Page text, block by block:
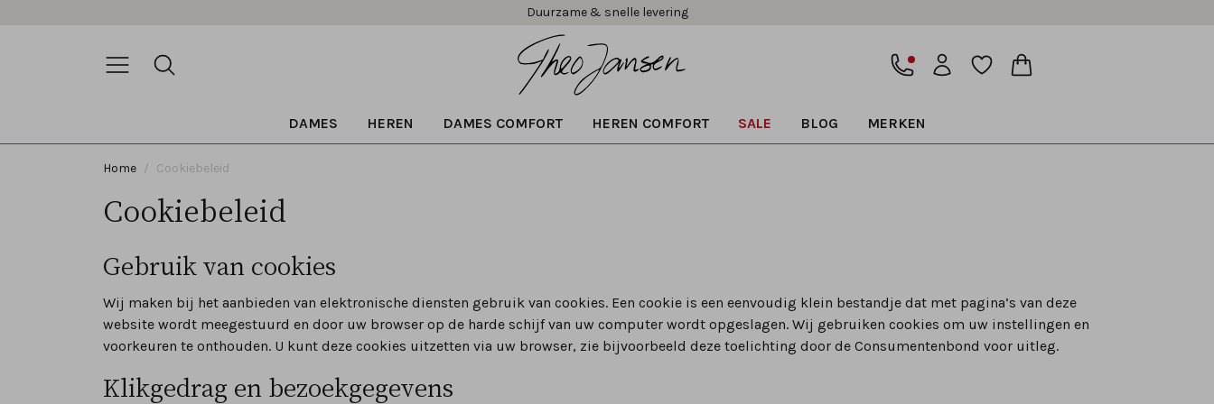
Duurzame & snelle levering
DAMES HEREN DAMES COMFORT HEREN COMFORT SALE BLOG MERKEN
Home Cookiebeleid
Cookiebeleid
Gebruik van cookies
Wij maken bij het aanbieden van elektronische diensten gebruik van cookies. Een cookie is een eenvoudig klein bestandje dat met pagina’s van deze
website wordt meegestuurd en door uw browser op de harde schijf van uw computer wordt opgeslagen. Wij gebruiken cookies om uw instellingen en
voorkeuren te onthouden. U kunt deze cookies uitzetten via uw browser, zie bijvoorbeeld deze toelichting door de Consumentenbond voor uitleg.
Klikgedrag en bezoekgegevens